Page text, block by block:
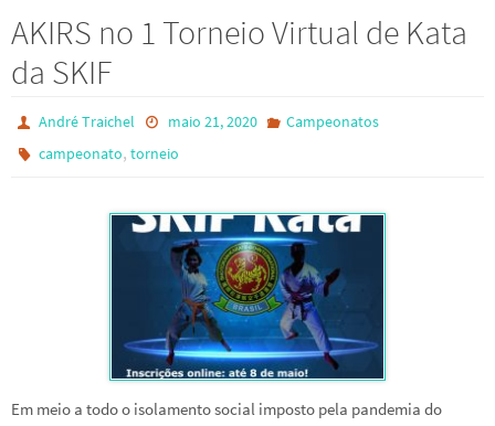
AKIRS no 1 Torneio Virtual de Kata
da SKIF
André Traichel maio 21, 2020
Campeonatos
campeonato,torneio
Em meio a todo o isolamento social imposto pela pandemia do